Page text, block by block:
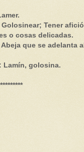
Golosinear; Tener
o cosas delicadas.
Abeja que se adelanta
Lamín, golosina.